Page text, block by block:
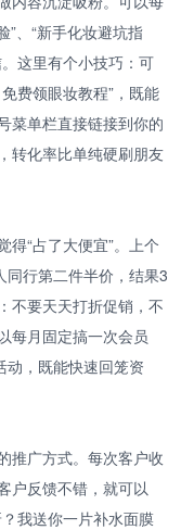
”、“新手化妆避坑指
这里有个小技巧：可
费领眼妆教程”，既能
菜单栏直接链接到你的
转化率比单纯硬刷朋友
得“占了大便宜”。上个
同行第二件半价，结果3
不要天天打折促销，不
每月固定搞一次会员
动，既能快速回笼资
推广方式。每次客户收
户反馈不错，就可以
我送你一片补水面膜